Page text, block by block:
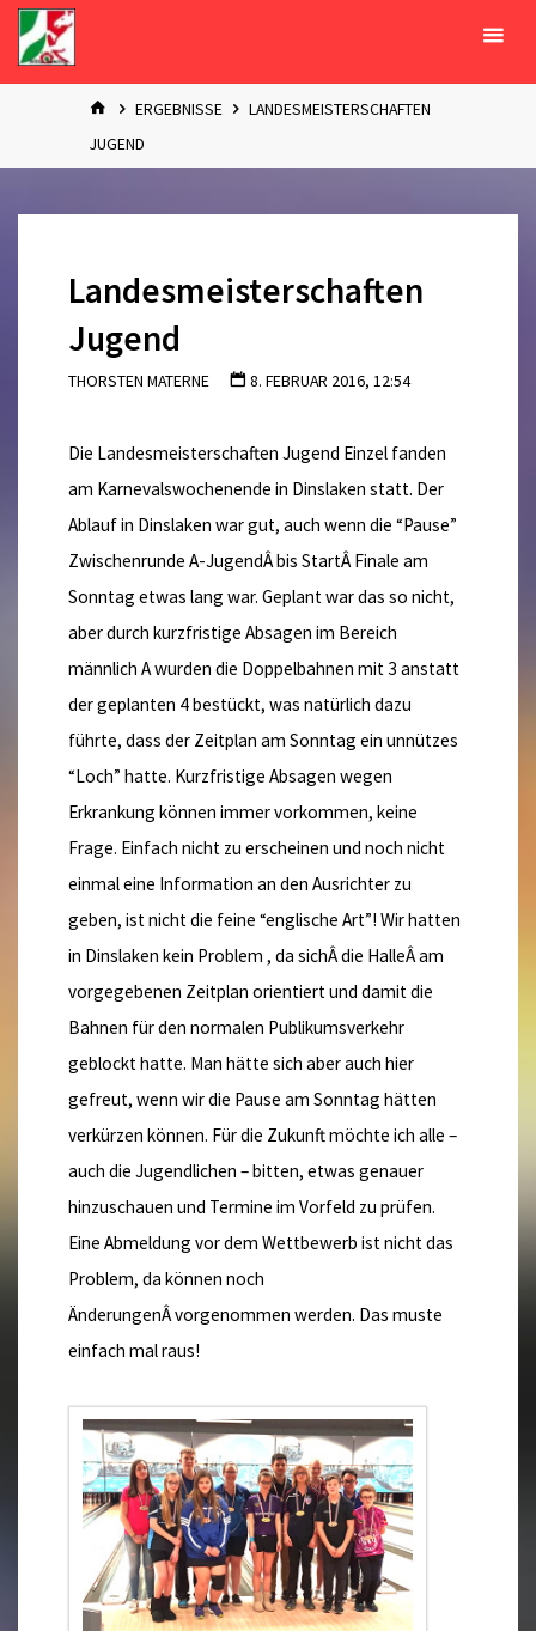
Zum
Inhalt
springen
STARTERGEBNISSE
LANDESMEISTERSCHAFTEN
JUGEND
Landesmeisterschaften
Jugend
THORSTEN MATERNE 8. FEBRUAR 2016, 12:54
Die Landesmeisterschaften Jugend Einzel fanden
am Karnevalswochenende in Dinslaken statt. Der
Ablauf in Dinslaken war gut, auch wenn die “Pause”
Zwischenrunde A-JugendÂ bis StartÂ Finale am
Sonntag etwas lang war. Geplant war das so nicht,
aber durch kurzfristige Absagen im Bereich
männlich A wurden die Doppelbahnen mit 3 anstatt
der geplanten 4 bestückt, was natürlich dazu
führte, dass der Zeitplan am Sonntag ein unnützes
“Loch” hatte. Kurzfristige Absagen wegen
Erkrankung können immer vorkommen, keine
Frage. Einfach nicht zu erscheinen und noch nicht
einmal eine Information an den Ausrichter zu
geben, ist nicht die feine “englische Art”! Wir hatten
in Dinslaken kein Problem , da sichÂ die HalleÂ am
vorgegebenen Zeitplan orientiert und damit die
Bahnen für den normalen Publikumsverkehr
geblockt hatte. Man hätte sich aber auch hier
gefreut, wenn wir die Pause am Sonntag hätten
verkürzen können. Für die Zukunft möchte ich alle –
auch die Jugendlichen – bitten, etwas genauer
hinzuschauen und Termine im Vorfeld zu prüfen.
Eine Abmeldung vor dem Wettbewerb ist nicht das
Problem, da können noch
ÄnderungenÂ vorgenommen werden. Das muste
einfach mal raus!